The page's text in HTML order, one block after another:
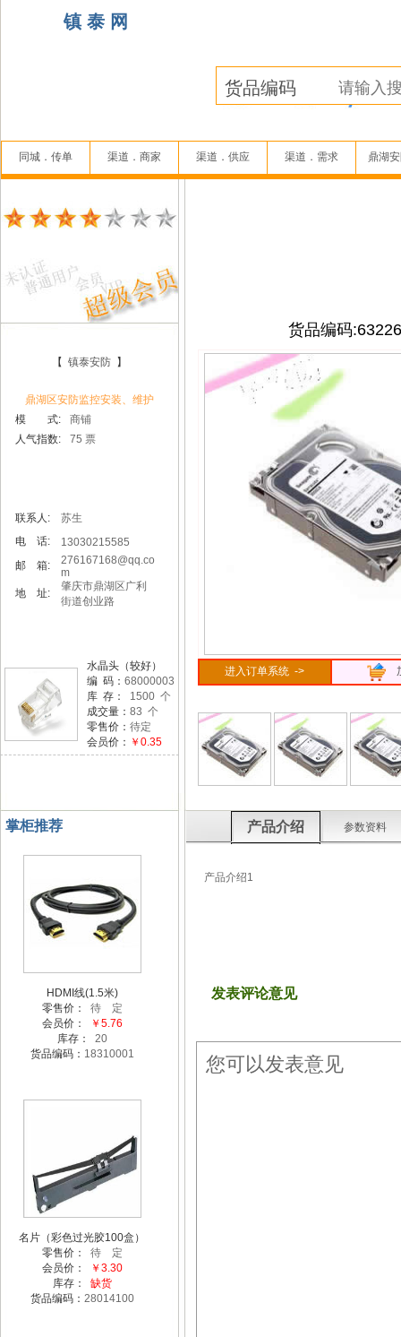
镇 泰 网
同城．传单 渠道．商家 渠道．供应 渠道．需求 鼎湖
【 镇泰安防 】
鼎湖区安防监控安装、维护
模 式:
商铺
人气指数:
75 票
联系人:
苏生
电 话:
13030215585
邮 箱:
276167168@qq.co
m
地 址:
肇庆市鼎湖区广利
街道创业路
水晶头（较好）
编 码： 68000003
库 存： 1500 个
成交量： 83 个
零售价： 待定
会员价： ￥0.35
货品编码
进入订单系统 ->
掌柜推荐
HDMI线(1.5米)
零售价： 待 定
会员价：
￥5.76
库存： 20
货品编码： 18310001
名片（彩色过光胶100盒）
零售价： 待 定
会员价：
￥3.30
库存： 缺货
货品编码： 28014100
产品介绍 参数资料
产品介绍1
发表评论意见